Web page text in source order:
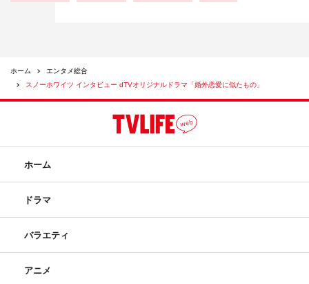
含めて、やっぱり一人でやるより何人かでやったほうが
https://youtu.be/6G0gZFEIY7g
見どころを教えてください。
と思います。
ホーム
エンタメ総合
スノーホワイツ インタビュー dTVオリジナルドラマ「婚外恋愛に似たもの」
ホーム
ドラマ
バラエティ
アニメ